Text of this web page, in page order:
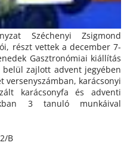
Széchenyi Zsigmond
részt vettek a december 7-
Gasztronómiai kiállítás
zajlott advent jegyében
versenyszámban, karácsonyi
karácsonyfa és adventi
3 tanuló munkáival
B